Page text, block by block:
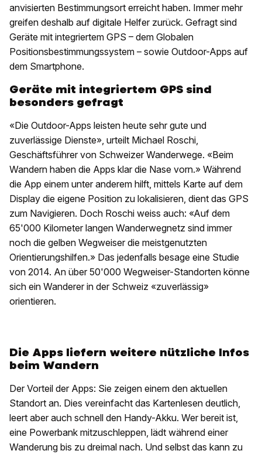
anvisierten Bestimmungsort erreicht haben. Immer mehr
greifen deshalb auf digitale Helfer zurück. Gefragt sind
Geräte mit integriertem GPS – dem Globalen
Positionsbestimmungssystem – sowie Outdoor-Apps auf
dem Smartphone.
Geräte mit integriertem GPS sind
besonders gefragt
«Die Outdoor-Apps leisten heute sehr gute und
zuverlässige Dienste», urteilt Michael Roschi,
Geschäftsführer von Schweizer Wanderwege. «Beim
Wandern haben die Apps klar die Nase vorn.» Während
die App einem unter anderem hilft, mittels Karte auf dem
Display die eigene Position zu lokalisieren, dient das GPS
zum Navigieren. Doch Roschi weiss auch: «Auf dem
65'000 Kilometer langen Wanderwegnetz sind immer
noch die gelben Wegweiser die meistgenutzten
Orientierungshilfen.» Das jedenfalls besage eine Studie
von 2014. An über 50'000 Wegweiser-Standorten könne
sich ein Wanderer in der Schweiz «zuverlässig»
orientieren.
Die Apps liefern weitere nützliche Infos
beim Wandern
Der Vorteil der Apps: Sie zeigen einem den aktuellen
Standort an. Dies vereinfacht das Kartenlesen deutlich,
leert aber auch schnell den Handy-Akku. Wer bereit ist,
eine Powerbank mitzuschleppen, lädt während einer
Wanderung bis zu dreimal nach. Und selbst das kann zu